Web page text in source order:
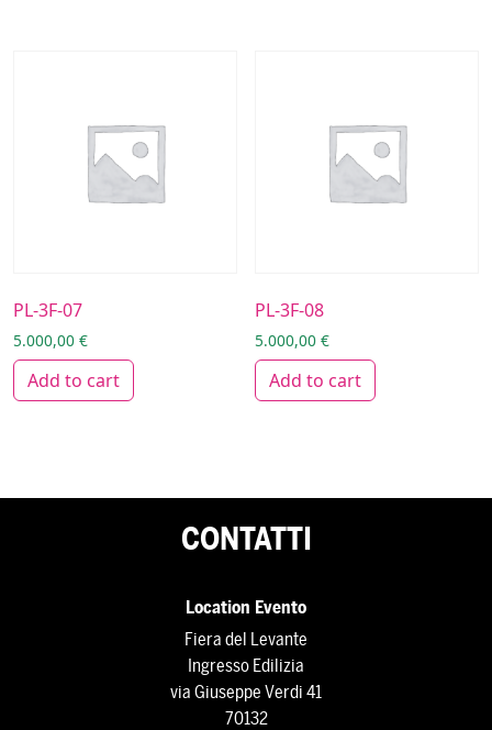
PL-3F-07
5.000,00 €
Add to cart
PL-3F-08
5.000,00€
Add to cart
CONTATTI
Location Evento
Fiera del Levante
Ingresso Edilizia
via Giuseppe Verdi 41
70132